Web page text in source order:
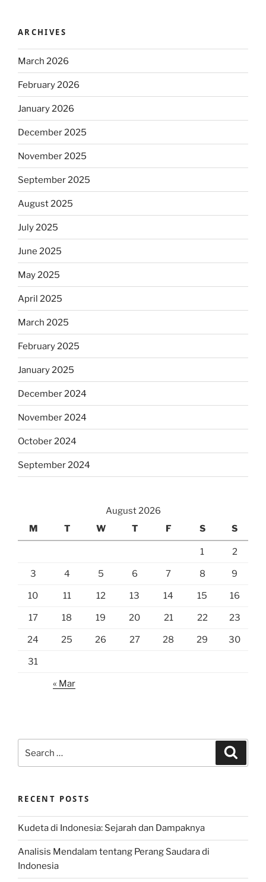
ARCHIVES
March 2026
February 2026
January 2026
December 2025
November 2025
September 2025
August 2025
July 2025
June 2025
May 2025
April 2025
March 2025
February 2025
January 2025
December 2024
November 2024
October 2024
September 2024
August 2026
M
T W T F S S
1 2
3 4 5 6 7 8 9
10 11 12 13 14 15 16
17 18 19 20 21 22 23
24 25 26 27 28 29 30
31
« Mar
for:
RECENT POSTS
Kudeta di Indonesia: Sejarah dan Dampaknya
Analisis Mendalam tentang Perang Saudara di
Indonesia